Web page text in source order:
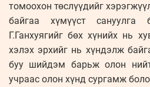
томоохон төслүүдийг
байгаа хүмүүст
Г.Ганхуягийг бөх хүнийх нь
хэлэх эрхийг нь хүндэлж
буу шийдэм барьж олон
учраас олон хүнд сургамж